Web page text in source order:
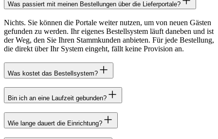
Was passiert mit meinen Bestellungen über die Lieferportale?
Nichts. Sie können die Portale weiter nutzen, um von neuen Gästen
gefunden zu werden. Ihr eigenes Bestellsystem läuft daneben und ist
der Weg, den Sie Ihren Stammkunden anbieten. Für jede Bestellung,
die direkt über Ihr System eingeht, fällt keine Provision an.
Was kostet das Bestellsystem?
Bin ich an eine Laufzeit gebunden?
Wie lange dauert die Einrichtung?